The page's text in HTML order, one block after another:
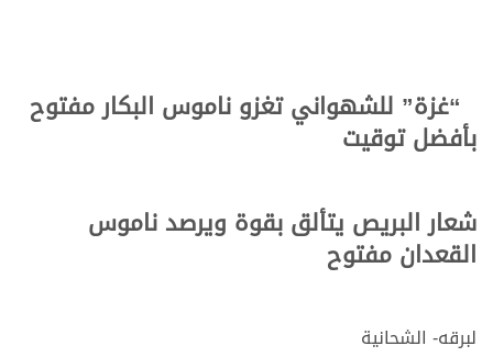
“غزة” للشهواني تغزو ناموس البكار مفتوح
بأفضل توقيت
شعار البريص يتألق بقوة ويرصد ناموس
القعدان مفتوح
لبرقه- الشحانية